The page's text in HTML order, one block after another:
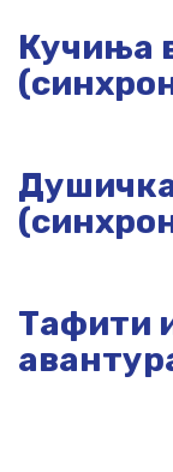
Кучиња
Тафити